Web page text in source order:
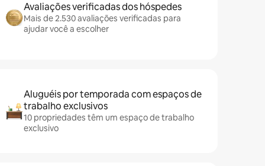
Avaliações verificadas dos hóspedes
Mais de 2.530 avaliações verificadas para
ajudar você a escolher
Aluguéis por temporada com espaços de
trabalho exclusivos
10 propriedades têm um espaço de trabalho
exclusivo